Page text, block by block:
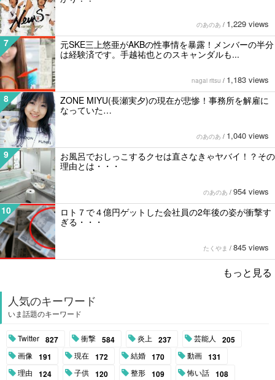
のあのあ / 1,229 views
7
元SKE三上悠亜がAKBの性事情を暴露！メンバーの半分
は経験済です。手越祐也とのスキャンダルも...
nagai ritsu / 1,183 views
8
ZONE MIYU(長瀬実夕)の現在が悲惨！事務所を解雇に
なっていた…
のあのあ / 1,040 views
9
お風呂でおしっこするクセは直さなきゃヤバイ！？その
理由とは・・・
のあのあ / 954 views
10
ロト７で４億円ゲットした会社員の2年後の姿が衝撃す
ぎる・・・
たくやま / 845 views
もっと見る
人気のキーワード
いま話題のキーワード
Twitter 827 衝撃 584 炎上 237 芸能人 205
画像 191 現在 172 結婚 170 動画 131
理由 124 子供 120 整形 109 怖い話 108